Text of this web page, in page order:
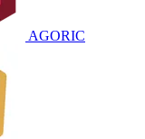
AGORIC